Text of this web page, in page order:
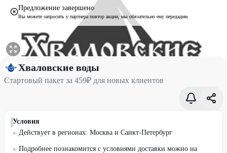
Предложение завершено
Вы можете запросить у партнера повтор акции, мы обязательно ему передадим
Стартовый пакет за 459₽ для новых клиентов со скидкой 8%
Хваловские воды
Стартовый пакет за 459₽ для новых клиентов
Условия
Действует в регионах: Москва и Санкт-Петербург
Подробнее познакомится с условиями доставки можно на